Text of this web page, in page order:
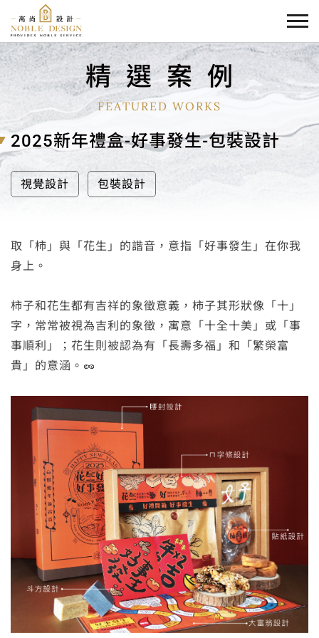
精 選 案 例
FEATURED WORKS
2025新年禮盒-好事發生-包裝設計
視覺設計 包裝設計
取「柿」與「花生」的諧音，意指「好事發生」在你我
身上。
柿子和花生都有吉祥的象徵意義，柿子其形狀像「十」
字，常常被視為吉利的象徵，寓意「十全十美」或「事
事順利」；花生則被認為有「長壽多福」和「繁榮富
貴」的意涵。🥜